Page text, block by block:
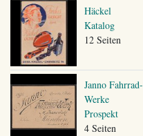
Häckel
Katalog
12 Seiten
Janno Fahrrad-
Werke
Prospekt
4 Seiten